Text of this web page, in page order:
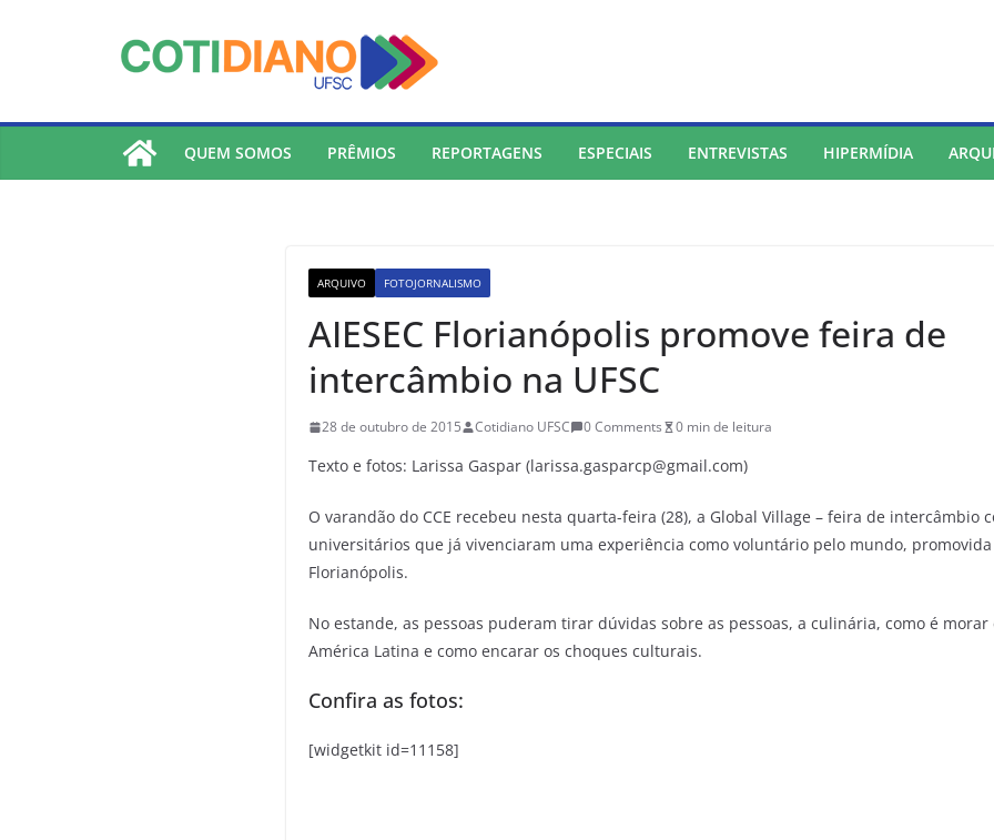
QUEM SOMOS PRÊMIOS REPORTAGENS ESPECIAIS ENTREVISTAS HIPERMÍDIA
ARQUIVO FOTOJORNALISMO
AIESEC Florianópolis promove feira de
intercâmbio na UFSC
28 de outubro de 2015 Cotidiano UFSC 0 Comments 0 min de leitura
Texto e fotos: Larissa Gaspar (larissa.gasparcp@gmail.com)
O varandão do CCE recebeu nesta quarta-feira (28), a Global Village – feira de intercâmbio
universitários que já vivenciaram uma experiência como voluntário pelo mundo, promovida
Florianópolis.
No estande, as pessoas puderam tirar dúvidas sobre as pessoas, a culinária, como é
América Latina e como encarar os choques culturais.
Confira as fotos:
[widgetkit id=11158]